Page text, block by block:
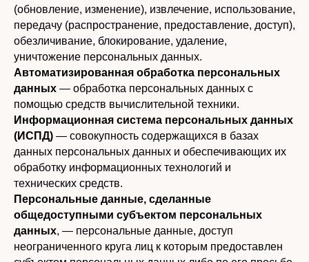
(обновление, изменение), извлечение, использование,
передачу (распространение, предоставление, доступ),
обезличивание, блокирование, удаление,
уничтожение персональных данных.
Автоматизированная обработка персональных
данных — обработка персональных данных с
помощью средств вычислительной техники.
Информационная система персональных данных
(ИСПД) — совокупность содержащихся в базах
данных персональных данных и обеспечивающих их
обработку информационных технологий и
технических средств.
Персональные данные, сделанные
общедоступными субъектом персональных
данных, — персональные данные, доступ
неограниченного круга лиц к которым предоставлен